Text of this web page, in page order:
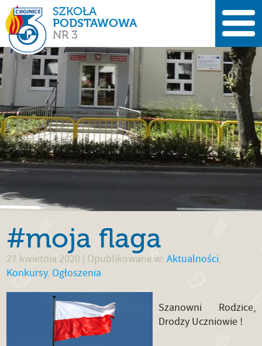
SZKOŁA
PODSTAWOWA
NR 3
#moja flaga
27 kwietnia 2020 | Opublikowane w:Aktualności,
Konkursy, Ogłoszenia
Szanowni Rodzice,
Drodzy Uczniowie !